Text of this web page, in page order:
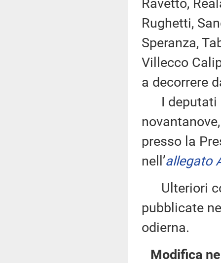
Ravetto,
Rughetti,
Speranza,
Villecco
a decorrere
I deputati
presso la
nell’allegato
Ulteriori
pubblicate
odierna.
Modifica